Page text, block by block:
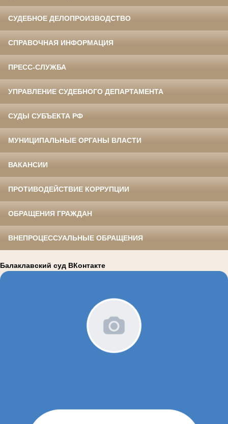
СУДЕБНОЕ ДЕЛОПРОИЗВОДСТВО
СПРАВОЧНАЯ ИНФОРМАЦИЯ
ПРЕСС-СЛУЖБА
УПРАВЛЕНИЕ СУДЕБНОГО ДЕПАРТАМЕНТА
СУДЫ СУБЪЕКТА РФ
МУНИЦИПАЛЬНЫЕ ОРГАНЫ ВЛАСТИ
ВАКАНСИИ
ПРОТИВОДЕЙСТВИЕ КОРРУПЦИИ
ОБРАЩЕНИЯ ГРАЖДАН
ВНЕПРОЦЕССУАЛЬНЫЕ ОБРАЩЕНИЯ
Балаклавский суд ВКонтакте